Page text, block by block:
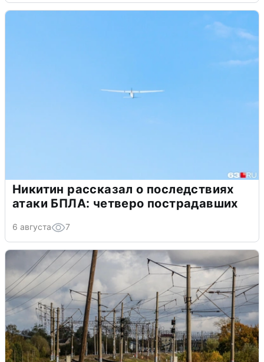
Никитин рассказал о последствиях
атаки БПЛА: четверо пострадавших
6 августа 7